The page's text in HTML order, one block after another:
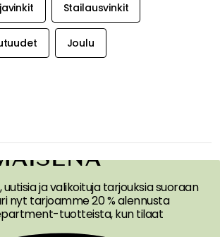
Stailausvinkit
Joulu
ja valikoituja tarjouksia suoraan
nyt tarjoamme 20 % alennusta
tuotteista, kun tilaat